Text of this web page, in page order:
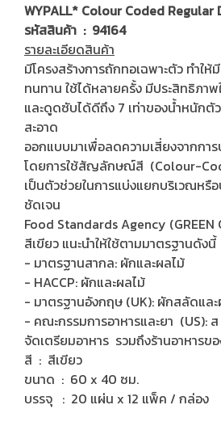
WYPALL* Colour Coded Regular
รหัสสินค้า : 94164
รายละเอียดสินค้า
มีโครงสร้างการถักทอเฉพาะตัว ทำให้
ทนทาน ใช้ได้หลายครั้ง มีประสิทธิภาพ
และดูดซับได้ดีถึง 7 เท่าของน้ำหนักตั
สะอาด
ออกแบบมาเพื่อลดความเสี่ยงจากกา
โดยการใช้สัญลักษณ์สี (Colour-
เป็นตัวช่วยในการแบ่งแยกบริเวณหรือ
ชัดเจน
Food Standards Agency
สีเขียว แนะนำให้ใช้ตามมาตรฐานดังนี้
- มาตรฐานสากล: ผักและผลไม้
- HACCP: ผักและผลไม้
- มาตรฐานอังกฤษ (UK): ผักสลัดแล
- คณะกรรมการอาหารและยา (US):
จัดเตรียมอาหาร รวมถึงร้านอาหารข
สี : สีเขียว
ขนาด : 60 x 40 ซม.
บรรจุ : 20 แผ่น x 12 แพ็ค / กล่อง